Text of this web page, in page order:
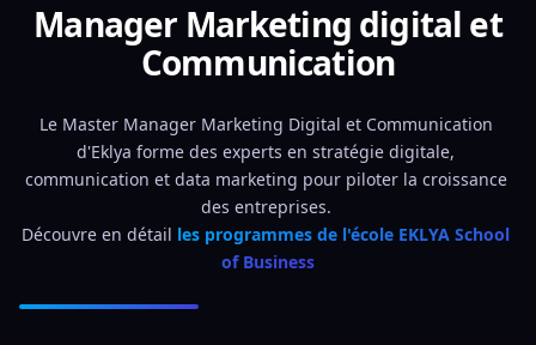
Manager Marketing digital et
Communication
Le Master Manager Marketing Digital et Communication
d'Eklya forme des experts en stratégie digitale,
communication et data marketing pour piloter la croissance
des entreprises.
Découvre en détail les programmes de l'école EKLYA School
of Business